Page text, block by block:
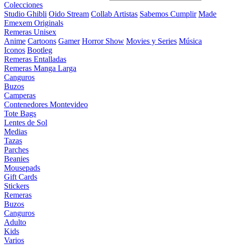
Colecciones
Studio Ghibli Oido Stream Collab Artistas Sabemos Cumplir Made
Emexem Originals
Remeras Unisex
Anime Cartoons Gamer Horror Show Movies y Series Música
Iconos Bootleg
Remeras Entalladas
Remeras Manga Larga
Canguros
Buzos
Camperas
Contenedores Montevideo
Tote Bags
Lentes de Sol
Medias
Tazas
Parches
Beanies
Mousepads
Gift Cards
Stickers
Remeras
Buzos
Canguros
Adulto
Kids
Varios